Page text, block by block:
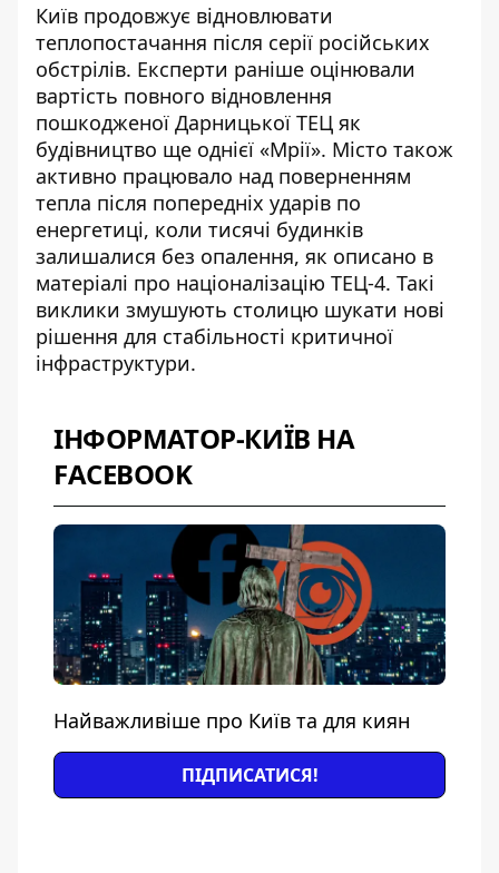
Київ продовжує відновлювати
теплопостачання після серії російських
обстрілів. Експерти раніше оцінювали
вартість повного відновлення
пошкодженої Дарницької ТЕЦ як
будівництво ще однієї «Мрії». Місто також
активно працювало над поверненням
тепла після попередніх ударів по
енергетиці, коли тисячі будинків
залишалися без опалення, як описано в
матеріалі про націоналізацію ТЕЦ-4. Такі
виклики змушують столицю шукати нові
рішення для стабільності критичної
інфраструктури.
ІНФОРМАТОР-КИЇВ НА
FACEBOOK
Найважливіше про Київ та для киян
ПІДПИСАТИСЯ!